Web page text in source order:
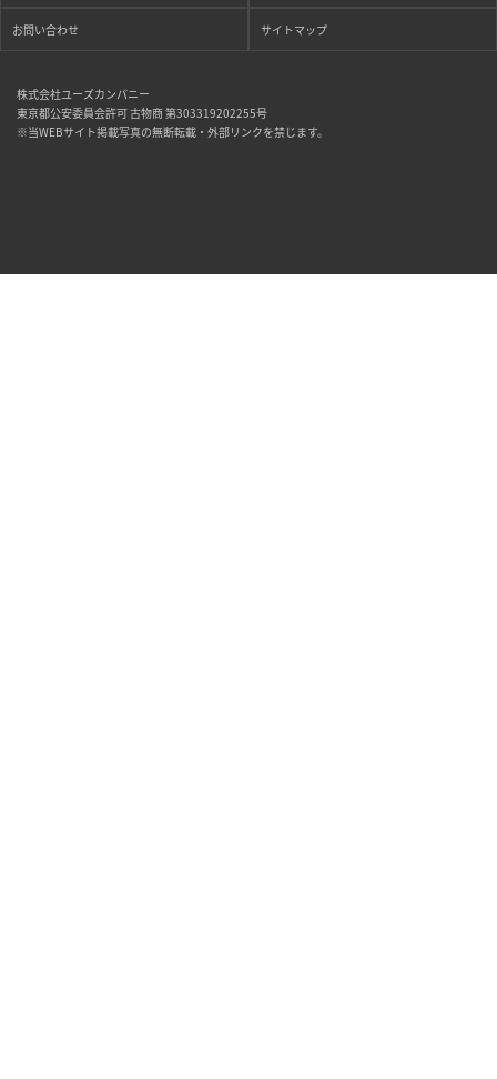
お問い合わせ サイトマップ
株式会社ユーズカンパニー
東京都公安委員会許可 古物商 第303319202255号
※当WEBサイト掲載写真の無断転載・外部リンクを禁じます。